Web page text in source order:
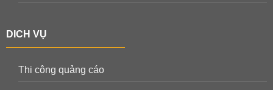
DICH VỤ
Thi công quảng cáo